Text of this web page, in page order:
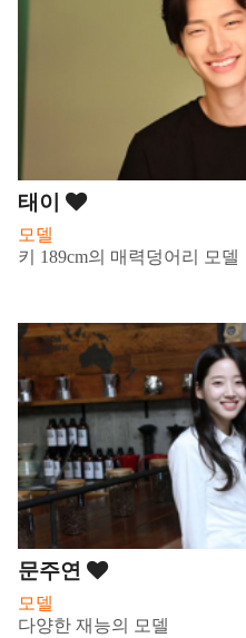
태이
모델
키 189cm의 매력덩어리 모델
문주연
모델
다양한 재능의 모델